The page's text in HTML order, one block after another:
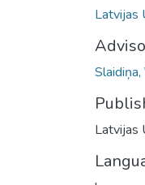
Latvijas
Slaidiņa,
Latvijas